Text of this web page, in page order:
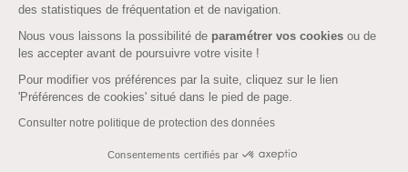
des statistiques de fréquentation et de navigation.
Nous vous laissons la possibilité de paramétrer vos cookies ou de
les accepter avant de poursuivre votre visite !
Pour modifier vos préférences par la suite, cliquez sur le lien
'Préférences de cookies' situé dans le pied de page.
Consulter notre politique de protection des données
Consentements certifiés par